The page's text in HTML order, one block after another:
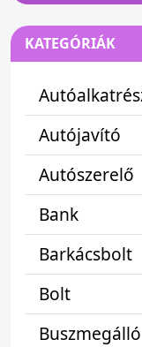
KATEGÓRIÁK
Autójavító
Autószerelő
Bank
Barkácsbolt
Bolt
Buszmegálló